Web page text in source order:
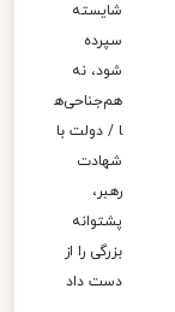
شایسته
سپرده
شود، نه
هم‌جناحی‌ه
ا / دولت با
شهادت
رهبر،
پشتوانه
بزرگی را از
دست داد